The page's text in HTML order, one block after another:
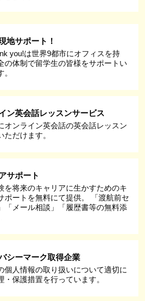
地サポート！
you!は世界9都市にオフィスを持
の体制で留学生の皆様をサポートい
ン英会話レッスンサービス
オンライン英会話の英会話レッスン
ただけます。
サポート
を将来のキャリアに生かすためのキ
ポートを無料にて提供。 「渡航前セ
「メール相談」「履歴書等の無料添
シーマーク取得企業
個人情報の取り扱いについて適切に
・保護措置を行っています。